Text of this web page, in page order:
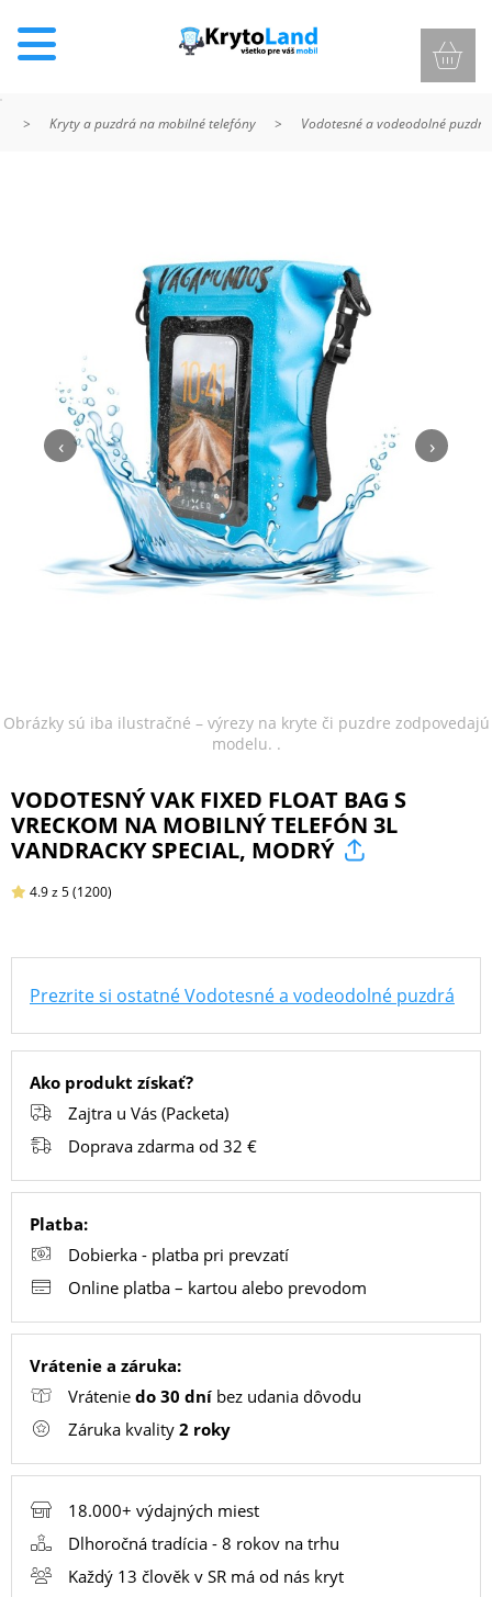
NABÍJANIE
PRE
MOBILY
PC
NOTEBOOK
GAMING
AUTOPRÍSLUŠENSTVO
SMART
DOMÁCNOSŤ
POPSOCKETY
HODINKY
‹ ›
Obrázky sú iba ilustračné – výrezy na kryte či puzdre zodpovedajú
modelu. .
VODOTESNÝ VAK FIXED FLOAT BAG S
VRECKOM NA MOBILNÝ TELEFÓN 3L
VANDRACKY SPECIAL, MODRÝ
4.9z 5(1200)
Prezrite si ostatné Vodotesné a vodeodolné puzdrá
Ako produkt získať?
Zajtra u Vás (Packeta)
Doprava zdarma od 32 €
Platba:
Dobierka - platba pri prevzatí
Online platba – kartou alebo prevodom
Vrátenie a záruka:
Vrátenie do 30 dní bez udania dôvodu
Záruka kvality 2 roky
18.000+ výdajných miest
Dlhoročná tradícia - 8 rokov na trhu
Každý 13 člověk v SR má od nás kryt
> Kryty a puzdrá na mobilné telefóny > Vodotesné a vodeodolné puzdrá